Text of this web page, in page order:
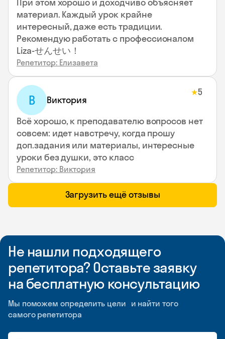
материал. Каждый урок крайне
интересный, даже есть традиции.
Рекомендую работать с профессионалом
Liza-せんせい！
Репетитор: Елизавета
В Виктория
★5
Всё хорошо, к преподавателю вопросов нет
совсем: идет навстречу, когда прошу
доп.задания или материалы, интересные
уроки без душки, это класс
Репетитор: Виктория
Загрузить ещё отзывы
Не нашли подходящего
репетитора? Оставьте заявку
на бесплатную консультацию
Мы поможем определить цели и найти того
самого репетитора